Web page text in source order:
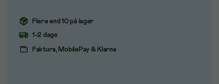
Flere end 10 på lager
1-2 dage
Faktura, MobilePay & Klarna